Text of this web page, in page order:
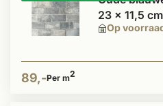
Op
23 x 11,5 cm
89,-Per m2